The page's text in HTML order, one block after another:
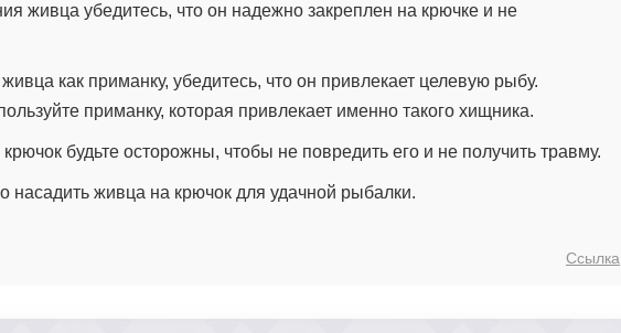
живца убедитесь, что он надежно закреплен на крючке и не
как приманку, убедитесь, что он привлекает целевую рыбу.
приманку, которая привлекает именно такого хищника.
будьте осторожны, чтобы не повредить его и не получить травму.
живца на крючок для удачной рыбалки.
Ссылка